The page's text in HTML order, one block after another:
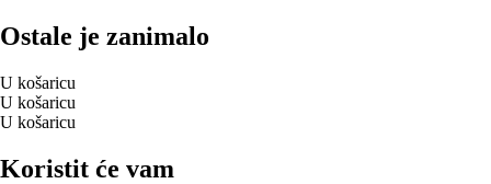
Ostale je zanimalo
U košaricu
U košaricu
U košaricu
Koristit će vam